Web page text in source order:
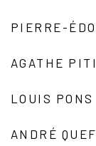
PIERRE-
AGATHE
LOUIS PONS
ANDRÉ